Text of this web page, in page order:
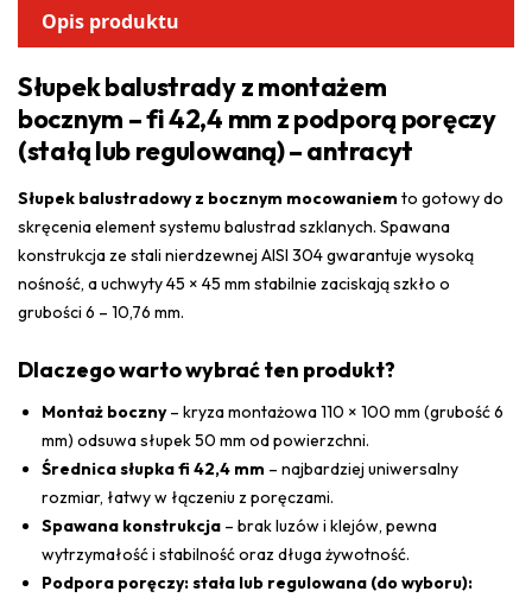
Opis produktu
Słupek balustrady z montażem
bocznym – fi 42,4 mm z podporą poręczy
(stałą lub regulowaną) – antracyt
Słupek balustradowy z bocznym mocowaniem to gotowy do
skręcenia element systemu balustrad szklanych. Spawana
konstrukcja ze stali nierdzewnej AISI 304 gwarantuje wysoką
nośność, a uchwyty 45 × 45 mm stabilnie zaciskają szkło o
grubości 6 – 10,76 mm.
Dlaczego warto wybrać ten produkt?
Montaż boczny– kryza montażowa 110 × 100 mm (grubość 6
mm) odsuwa słupek 50 mm od powierzchni.
Średnica słupka fi 42,4 mm – najbardziej uniwersalny
rozmiar, łatwy w łączeniu z poręczami.
Spawana konstrukcja – brak luzów i klejów, pewna
wytrzymałość i stabilność oraz długa żywotność.
Podpora poręczy: stała lub regulowana (do wyboru):